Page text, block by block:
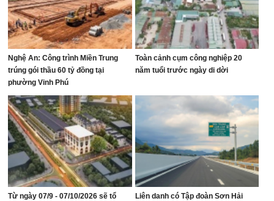
Nghệ An: Công trình Miền Trung
trúng gói thầu 60 tỷ đồng tại
phường Vinh Phú
Toàn cảnh cụm công nghiệp 20
năm tuổi trước ngày di dời
Từ ngày 07/9 - 07/10/2026 sẽ tổ
Liên danh có Tập đoàn Sơn Hải